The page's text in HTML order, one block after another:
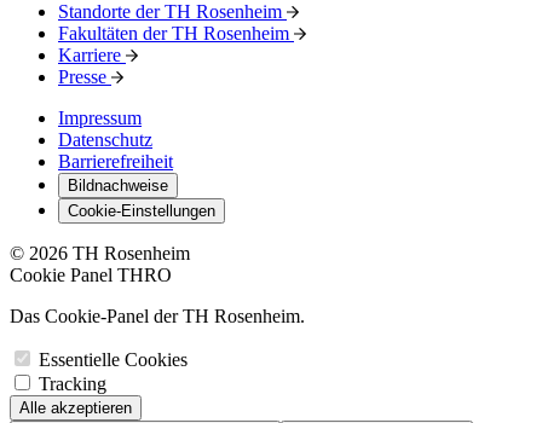
Standorte der TH Rosenheim
Fakultäten der TH Rosenheim
Karriere
Presse
Impressum
Datenschutz
Barrierefreiheit
Bildnachweise
Cookie-Einstellungen
© 2026 TH Rosenheim
Cookie Panel THRO
Das Cookie-Panel der TH Rosenheim.
Essentielle Cookies
Tracking
Alle akzeptieren